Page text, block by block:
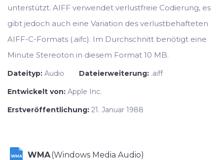
unterstützt. AIFF verwendet verlustfreie Codierung, es
gibt jedoch auch eine Variation des verlustbehafteten
AIFF-C-Formats (.aifc). Im Durchschnitt benötigt eine
Minute Stereoton in diesem Format 10 MB.
Dateityp: Audio Dateierweiterung: .aiff
Entwickelt von: Apple Inc.
Erstveröffentlichung: 21. Januar 1988
WMA WMA(Windows Media Audio)